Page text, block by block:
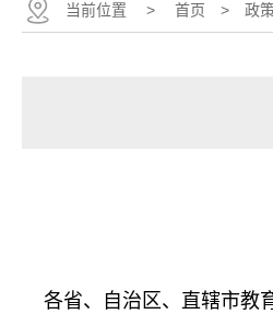
当前位置 > 首页 > 政
各省、自治区、直辖市教